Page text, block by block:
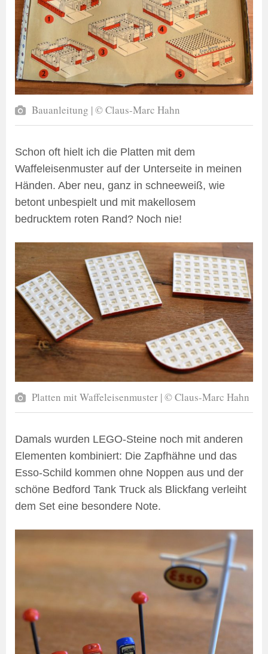
Bauanleitung | © Claus-Marc Hahn
Schon oft hielt ich die Platten mit dem
Waffeleisenmuster auf der Unterseite in meinen
Händen. Aber neu, ganz in schneeweiß, wie
betont unbespielt und mit makellosem
bedrucktem roten Rand? Noch nie!
Platten mit Waffeleisenmuster | © Claus-Marc Hahn
Damals wurden LEGO-Steine noch mit anderen
Elementen kombiniert: Die Zapfhähne und das
Esso-Schild kommen ohne Noppen aus und der
schöne Bedford Tank Truck als Blickfang verleiht
dem Set eine besondere Note.